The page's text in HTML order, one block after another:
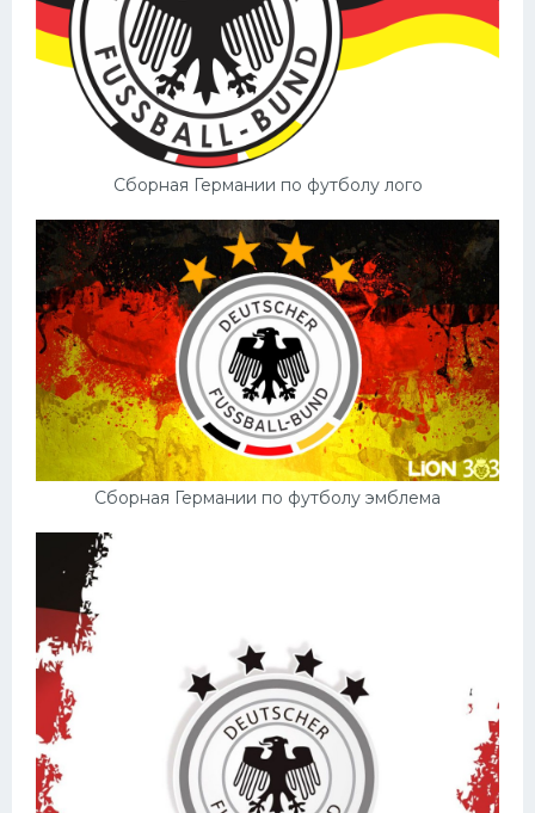
Сборная Германии по футболу лого
Сборная Германии по футболу эмблема